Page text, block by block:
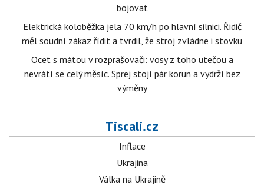
bojovat
Elektrická koloběžka jela 70 km/h po hlavní silnici. Řidič
měl soudní zákaz řídit a tvrdil, že stroj zvládne i stovku
Ocet s mátou v rozprašovači: vosy z toho utečou a
nevrátí se celý měsíc. Sprej stojí pár korun a vydrží bez
výměny
Tiscali.cz
Inflace
Ukrajina
Válka na Ukrajině